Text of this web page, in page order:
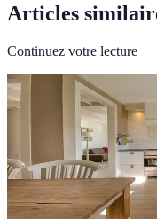
Articles
Continuez votre lecture